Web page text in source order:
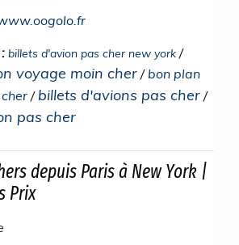
billets d'avion pas cher new york /
voyage moin cher / bon plan
/ billets d'avions pas cher /
pas cher
depuis Paris à New York |
Prix